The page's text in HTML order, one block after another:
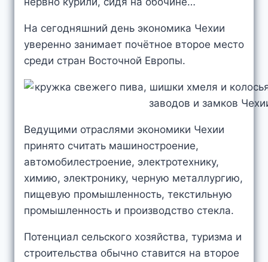
На сегодняшний день экономика Чехии
уверенно занимает почётное второе место
среди стран Восточной Европы.
Ведущими отраслями экономики Чехии
принято считать машиностроение,
автомобилестроение, электротехнику,
химию, электронику, черную металлургию,
пищевую промышленность, текстильную
промышленность и производство стекла.
Потенциал сельского хозяйства, туризма и
строительства обычно ставится на второе